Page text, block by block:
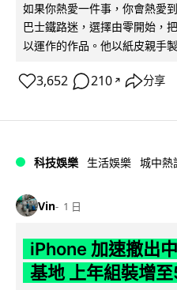
如果你熱愛一件事，你會熱愛
巴士鐵路迷，選擇由零開始，
以運作的作品。他以紙皮親手
3,652 210 ↗ 分享
科技娛樂 生活娛樂 城中熱
Vin 1 日
iPhone 加速撤出
基地 上年組裝增